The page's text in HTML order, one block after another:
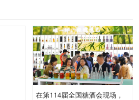
在第114届全国糖酒会现场，